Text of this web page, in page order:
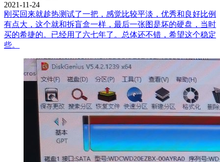
2021-11-24
刚买回来就趁热测试了一把，感觉比较平淡，优秀和良好比例
有点大，这个就和拆盲盒一样，最后一张图是坏的硬盘，当时
买的希捷的。已经用了六七年了。总体还不错，希望这个稳定
些。